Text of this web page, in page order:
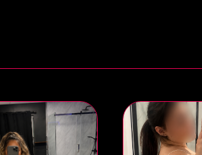
THE LOUNGE